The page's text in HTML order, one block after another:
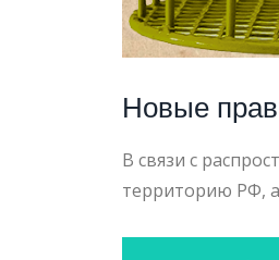
В
Новые
В связи с
территорию РФ,